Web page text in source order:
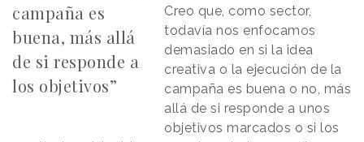
campaña es
buena, más allá
de si responde a
los objetivos”
Creo que, como sector,
todavía nos enfocamos
demasiado en si la idea
creativa o la ejecución de la
campaña es buena o no, más
allá de si responde a unos
objetivos marcados o si los